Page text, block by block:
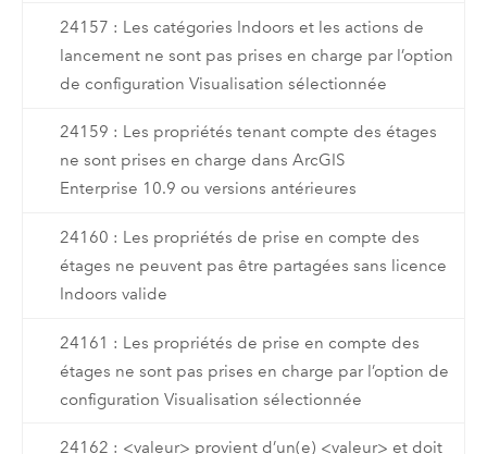
24157 : Les catégories Indoors et les actions de
lancement ne sont pas prises en charge par l’option
de configuration Visualisation sélectionnée
24159 : Les propriétés tenant compte des étages
ne sont prises en charge dans ArcGIS
Enterprise 10.9 ou versions antérieures
24160 : Les propriétés de prise en compte des
étages ne peuvent pas être partagées sans licence
Indoors valide
24161 : Les propriétés de prise en compte des
étages ne sont pas prises en charge par l’option de
configuration Visualisation sélectionnée
24162 : <valeur> provient d’un(e) <valeur> et doit